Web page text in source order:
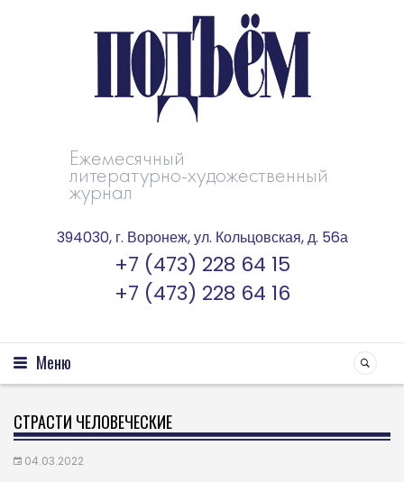
Ежемесячный
литературно-художественный
журнал
394030, г. Воронеж, ул. Кольцовская, д. 56а
+7 (473) 228 64 15
+7 (473) 228 64 16
Меню
СТРАСТИ ЧЕЛОВЕЧЕСКИЕ
04.03.2022